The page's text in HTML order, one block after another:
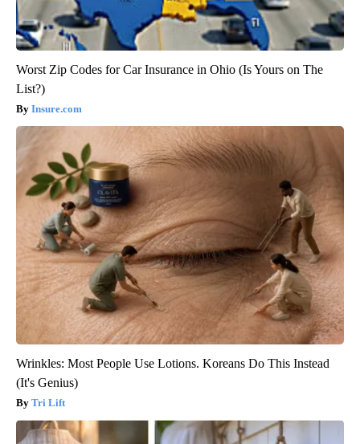
Worst Zip Codes for Car Insurance in Ohio (Is Yours on The
List?)
Insure.com
Wrinkles: Most People Use Lotions. Koreans Do This Instead
(It's Genius)
Tri Lift